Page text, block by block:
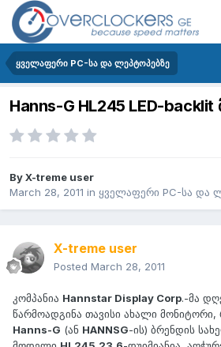
ყველაფერი PC-სა და ლეპტოპებზე
Hanns-G HL245 LED-
ByX-treme user
March 28, 2011 in ყველაფერი PC-სა და
X-treme user
Posted March 28, 2011
კომპანია Hannstar Display Corp.-მა
წარმოადგინა თავისი ახალი
Hanns-G (ან HANNSG-ის) ბრენდის